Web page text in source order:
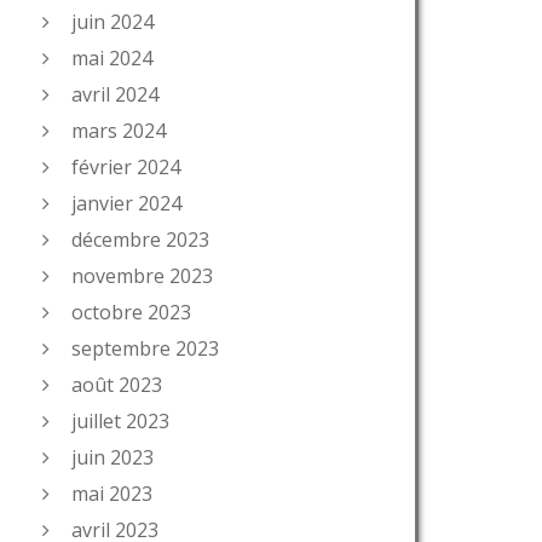
juin 2024
mai 2024
avril 2024
mars 2024
février 2024
janvier 2024
décembre 2023
novembre 2023
octobre 2023
septembre 2023
août 2023
juillet 2023
juin 2023
mai 2023
avril 2023